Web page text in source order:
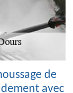
de
avec